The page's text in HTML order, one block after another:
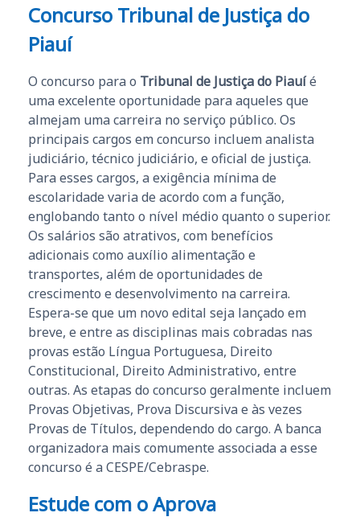
Concurso Tribunal de Justiça do
Piauí
O concurso para o Tribunal de Justiça do Piauíé
uma excelente oportunidade para aqueles que
almejam uma carreira no serviço público. Os
principais cargos em concurso incluem analista
judiciário, técnico judiciário, e oficial de justiça.
Para esses cargos, a exigência mínima de
escolaridade varia de acordo com a função,
englobando tanto o nível médio quanto o superior.
Os salários são atrativos, com benefícios
adicionais como auxílio alimentação e
transportes, além de oportunidades de
crescimento e desenvolvimento na carreira.
Espera-se que um novo edital seja lançado em
breve, e entre as disciplinas mais cobradas nas
provas estão Língua Portuguesa, Direito
Constitucional, Direito Administrativo, entre
outras. As etapas do concurso geralmente incluem
Provas Objetivas, Prova Discursiva e às vezes
Provas de Títulos, dependendo do cargo. A banca
organizadora mais comumente associada a esse
concurso é a CESPE/Cebraspe.
Estude com o Aprova